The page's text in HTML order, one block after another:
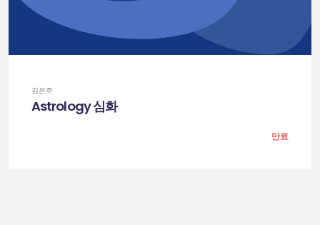
김은주
Astrology 심화
만료